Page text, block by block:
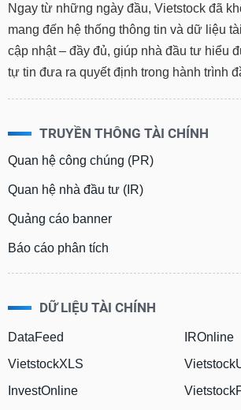
Ngay từ những ngày đầu, Vietstock đã
mang đến hệ thống thông tin và dữ liệu
cập nhật – đầy đủ, giúp nhà đầu tư hiểu
tự tin đưa ra quyết định trong hành trình
TRUYỀN THÔNG TÀI CHÍNH
Quan hệ công chúng (PR)
Quan hệ nhà đầu tư (IR)
Quảng cáo banner
Báo cáo phân tích
DỮ LIỆU TÀI CHÍNH
DataFeed
VietstockXLS
InvestOnline
IROnline